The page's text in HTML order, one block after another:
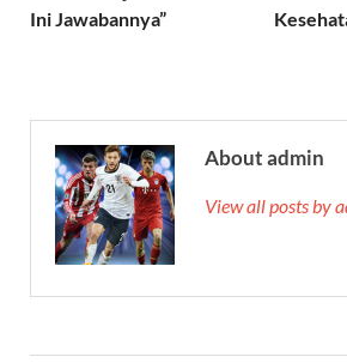
Ini Jawabannya”
About admin
View all posts by